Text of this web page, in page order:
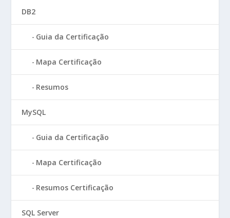
DB2
Guia da Certificação
Mapa Certificação
Resumos
MySQL
Guia da Certificação
Mapa Certificação
Resumos Certificação
SQL Server